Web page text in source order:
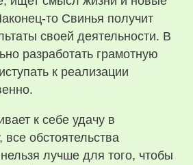
то Свинья получит
своей деятельности. В
разработать грамотную
к реализации
к себе удачу в
обстоятельства
лучше для того, чтобы